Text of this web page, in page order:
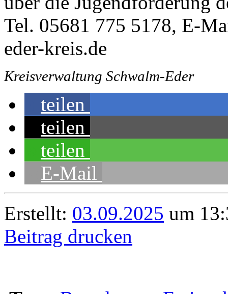
Tel. 05681 775 5178, E-
eder-kreis.de
Kreisverwaltung Schwalm-Eder
teilen
teilen
teilen
E-Mail
Erstellt: 03.09.2025 um
Beitrag drucken